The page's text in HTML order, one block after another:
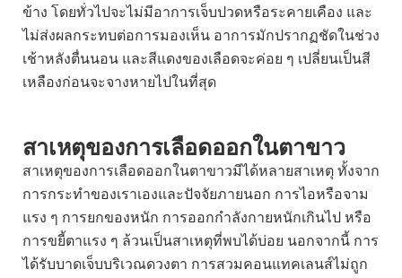
ข้าง โดยทั่วไปจะไม่มีอาการเจ็บปวดหรือระคายเคือง และ
ไม่ส่งผลกระทบต่อการมองเห็น อาการมักปรากฏชัดในช่วง
เช้าหลังตื่นนอน และสีแดงของเลือดจะค่อย ๆ เปลี่ยนเป็นสี
เหลืองก่อนจะจางหายไปในที่สุด
สาเหตุของการเลือดออกในตาขาว
สาเหตุของการเลือดออกในตาขาวมีได้หลายสาเหตุ ทั้งจาก
การกระทำของเราเองและปัจจัยภายนอก การไอหรือจาม
แรง ๆ การยกของหนัก การออกกำลังกายหนักเกินไป หรือ
การขยี้ตาแรง ๆ ล้วนเป็นสาเหตุที่พบได้บ่อย นอกจากนี้ การ
ได้รับบาดเจ็บบริเวณดวงตา การสวมคอนแทคเลนส์ไม่ถูก